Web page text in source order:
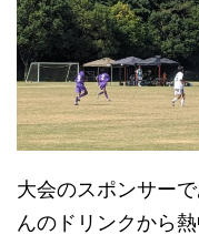
大会のスポンサー
んのドリンクから